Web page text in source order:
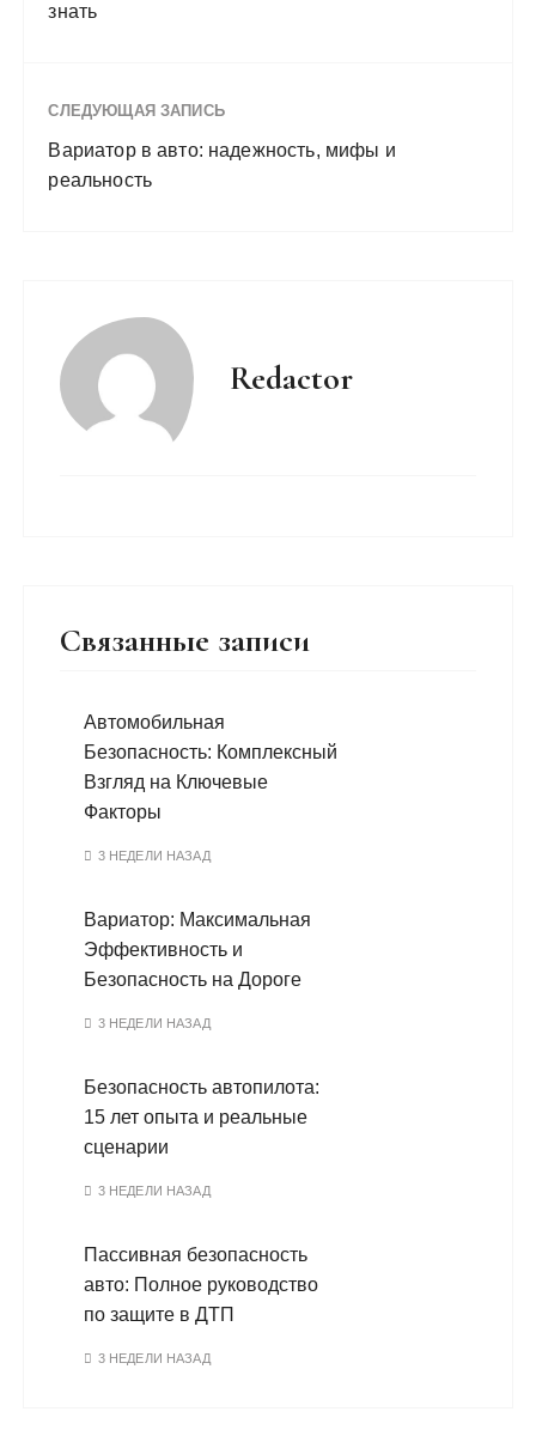
знать
СЛЕДУЮЩАЯ ЗАПИСЬ
Вариатор в авто: надежность, мифы и
реальность
Redactor
Связанные записи
Автомобильная
Безопасность: Комплексный
Взгляд на Ключевые
Факторы
3 НЕДЕЛИ НАЗАД
Вариатор: Максимальная
Эффективность и
Безопасность на Дороге
3 НЕДЕЛИ НАЗАД
Безопасность автопилота:
15 лет опыта и реальные
сценарии
3 НЕДЕЛИ НАЗАД
Пассивная безопасность
авто: Полное руководство
по защите в ДТП
3 НЕДЕЛИ НАЗАД